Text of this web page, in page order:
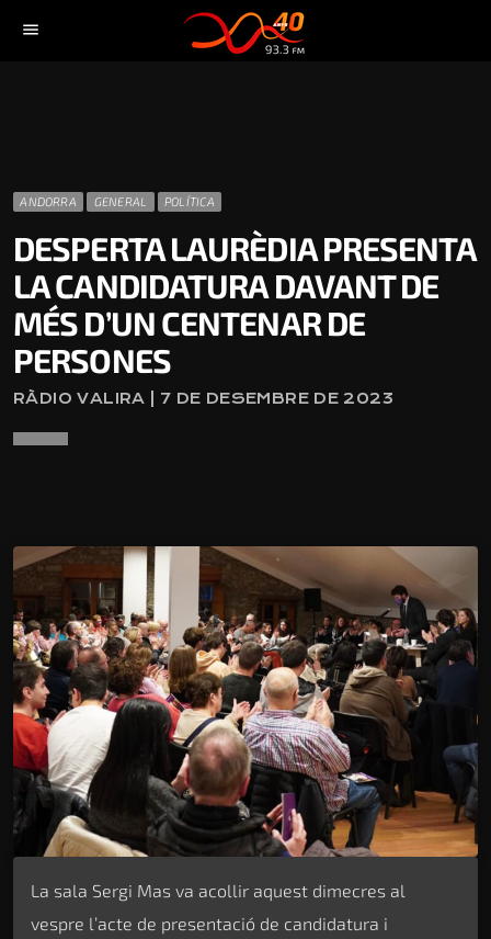
menu
ANDORRA GENERAL POLÍTICA
DESPERTA LAURÈDIA PRESENTA
LA CANDIDATURA DAVANT DE
MÉS D’UN CENTENAR DE
PERSONES
RÀDIO VALIRA | 7 DE DESEMBRE DE 2023
La sala Sergi Mas va acollir aquest dimecres al
vespre l’acte de presentació de candidatura i